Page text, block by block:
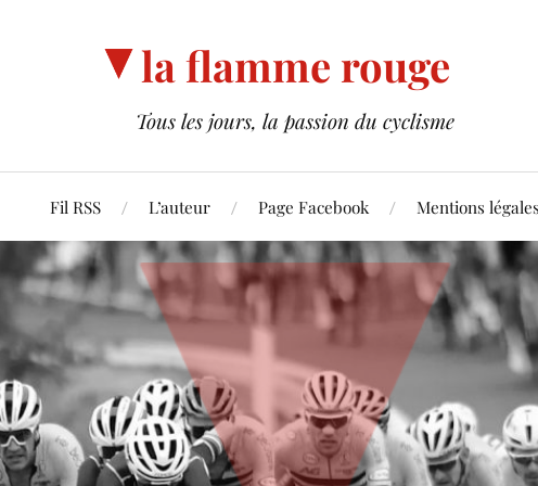
la flamme rouge
Tous les jours, la passion du cyclisme
Fil RSS L’auteur Page Facebook Mentions